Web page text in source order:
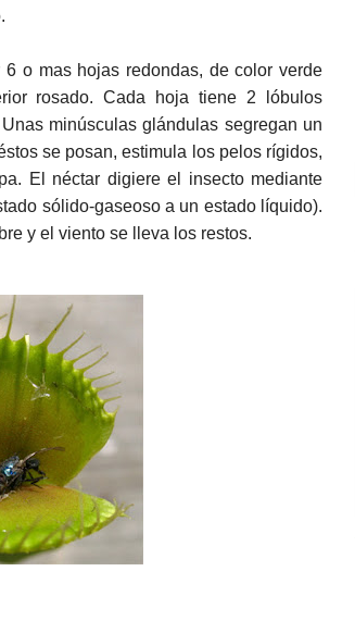
6 o mas hojas redondas, de color verde
rosado. Cada hoja tiene 2 lóbulos
minúsculas glándulas segregan un
se posan, estimula los pelos rígidos,
El néctar digiere el insecto mediante
sólido-gaseoso a un estado líquido).
y el viento se lleva los restos.